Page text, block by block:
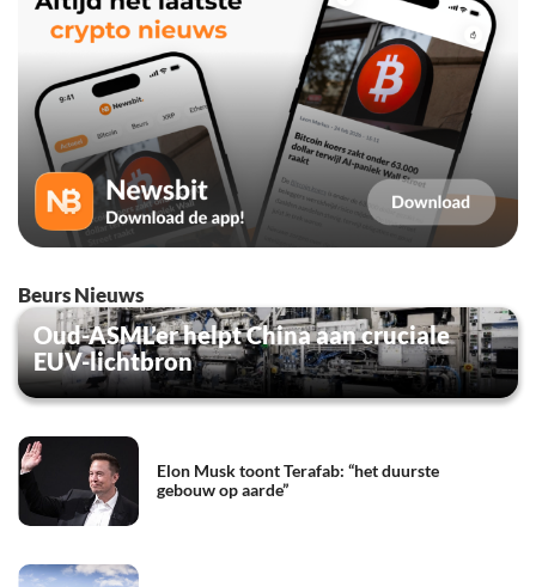
Beurs Nieuws
Oud-ASML’er helpt China aan cruciale
EUV-lichtbron
Elon Musk toont Terafab: “het duurste
gebouw op aarde”